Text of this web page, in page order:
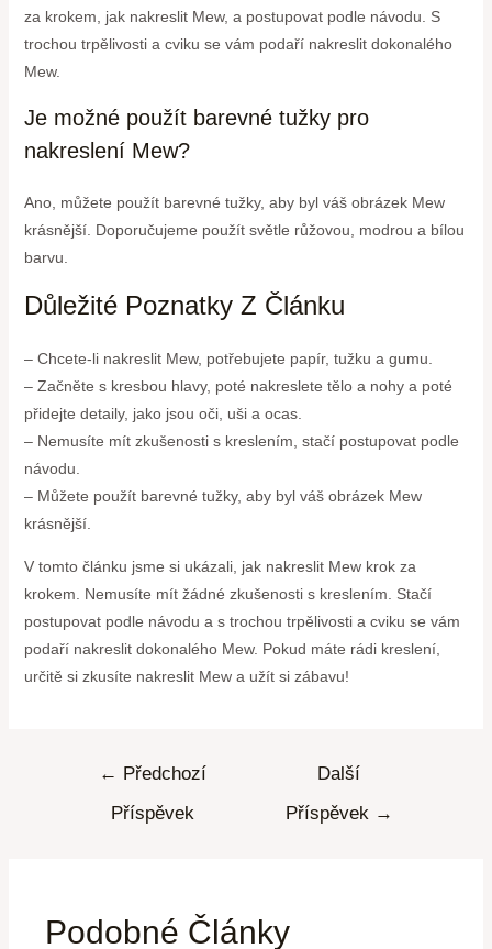
za krokem, jak nakreslit Mew, a postupovat podle návodu. S
trochou trpělivosti a cviku se vám podaří nakreslit dokonalého
Mew.
Je možné použít barevné tužky pro
nakreslení Mew?
Ano, můžete použít barevné tužky, aby byl váš obrázek Mew
krásnější. Doporučujeme použít světle růžovou, modrou a bílou
barvu.
Důležité Poznatky Z Článku
– Chcete-li nakreslit Mew, potřebujete papír, tužku a gumu.
– Začněte s kresbou hlavy, poté nakreslete tělo a nohy a poté
přidejte detaily, jako jsou oči, uši a ocas.
– Nemusíte mít zkušenosti s kreslením, stačí postupovat podle
návodu.
– Můžete použít barevné tužky, aby byl váš obrázek Mew
krásnější.
V tomto článku jsme si ukázali, jak nakreslit Mew krok za
krokem. Nemusíte mít žádné zkušenosti s kreslením. Stačí
postupovat podle návodu a s trochou trpělivosti a cviku se vám
podaří nakreslit dokonalého Mew. Pokud máte rádi kreslení,
určitě si zkusíte nakreslit Mew a užít si zábavu!
← Předchozí
Příspěvek
Další
Příspěvek →
Podobné Články